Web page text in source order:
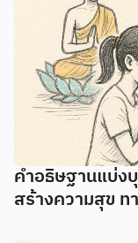
คำอธิษฐานแบ่ง
สร้างความสุข ท